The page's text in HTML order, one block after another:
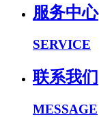
服务中心
SERVICE
联系我们
MESSAGE